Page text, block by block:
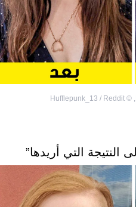
,
©
Hufflepunk_13 / Reddit